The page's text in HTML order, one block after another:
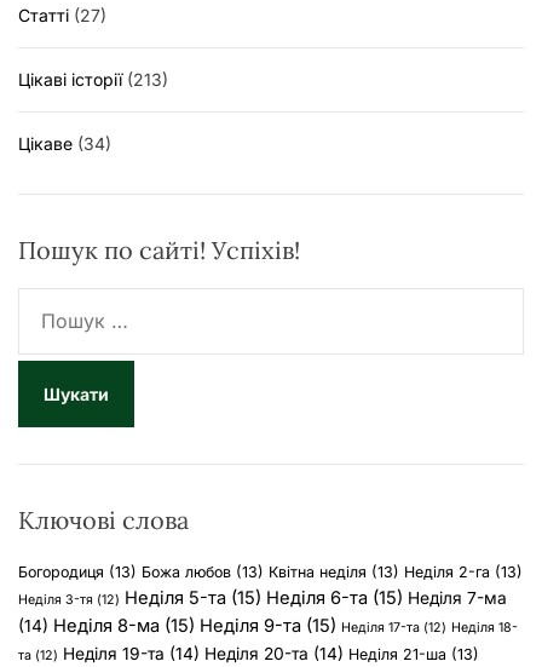
Статті (27)
Цікаві історії(213)
Цікаве (34)
Пошук по сайті! Успіхів!
ш
к
Ключові слова
Богородиця (13) Божа любов (13) Квітна неділя (13) Неділя 2-га (13)
Неділя 3-тя (12) Неділя 5-та (15) Неділя 6-та (15) Неділя 7-ма
(14) Неділя 8-ма (15) Неділя 9-та (15) Неділя 17-та (12) Неділя 18-
та (12) Неділя 19-та (14) Неділя 20-та (14) Неділя 21-ша (13)